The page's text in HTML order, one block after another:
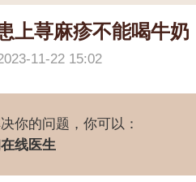
上荨麻疹不能喝牛奶
11-22 15:02
你的问题，你可以：
线医生